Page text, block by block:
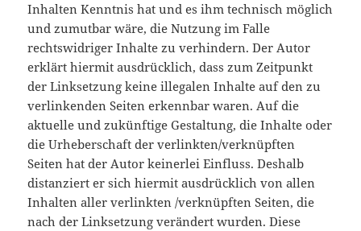
Inhalten Kenntnis hat und es ihm technisch möglich
und zumutbar wäre, die Nutzung im Falle
rechtswidriger Inhalte zu verhindern. Der Autor
erklärt hiermit ausdrücklich, dass zum Zeitpunkt
der Linksetzung keine illegalen Inhalte auf den zu
verlinkenden Seiten erkennbar waren. Auf die
aktuelle und zukünftige Gestaltung, die Inhalte oder
die Urheberschaft der verlinkten/verknüpften
Seiten hat der Autor keinerlei Einfluss. Deshalb
distanziert er sich hiermit ausdrücklich von allen
Inhalten aller verlinkten /verknüpften Seiten, die
nach der Linksetzung verändert wurden. Diese